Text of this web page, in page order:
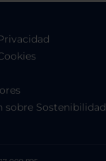
sobre Sostenibilidad